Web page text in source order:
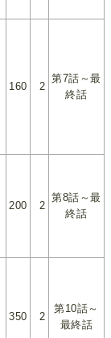
160 2
第7話～最
終話
200 2
第8話～最
終話
350 2
第10話～
最終話